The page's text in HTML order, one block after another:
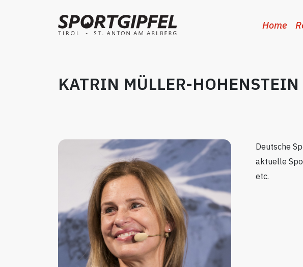
Home
KATRIN MÜLLER-HOHENSTEIN
Deutsche
aktuelle
etc.